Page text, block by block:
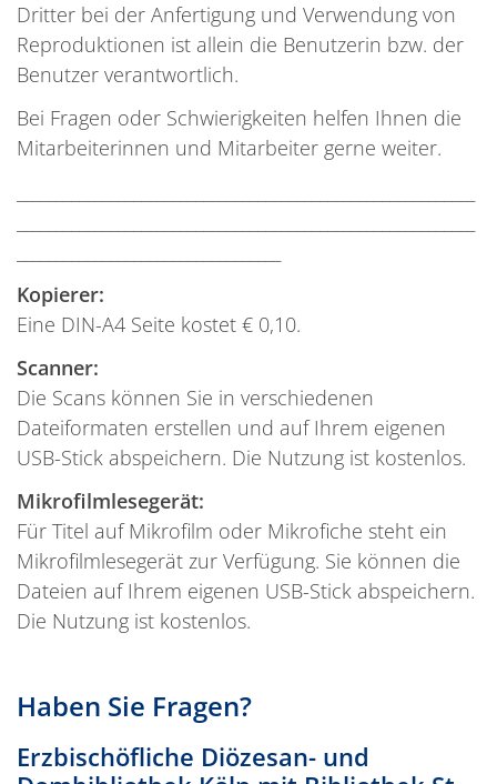
Dritter bei der Anfertigung und Verwendung von
Reproduktionen ist allein die Benutzerin bzw. der
Benutzer verantwortlich.
Bei Fragen oder Schwierigkeiten helfen Ihnen die
Mitarbeiterinnen und Mitarbeiter gerne weiter.
Kopierer:
Eine DIN-A4 Seite kostet € 0,10.
Scanner:
Die Scans können Sie in verschiedenen
Dateiformaten erstellen und auf Ihrem eigenen
USB-Stick abspeichern. Die Nutzung ist kostenlos.
Mikrofilmlesegerät:
Für Titel auf Mikrofilm oder Mikrofiche steht ein
Mikrofilmlesegerät zur Verfügung. Sie können die
Dateien auf Ihrem eigenen USB-Stick abspeichern.
Die Nutzung ist kostenlos.
Haben Sie Fragen?
Erzbischöfliche Diözesan- und